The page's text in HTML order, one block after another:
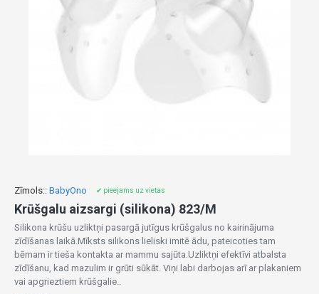
Zīmols:: BabyOno ✔ pieejams uz vietas
Krūšgalu aizsargi (silikona) 823/M
Silikona krūšu uzliktņi pasargā jutīgus krūšgalus no kairinājuma
zīdīšanas laikā.Mīksts silikons lieliski imitē ādu, pateicoties tam
bērnam ir tieša kontakta ar mammu sajūta.Uzliktņi efektīvi atbalsta
zīdīšanu, kad mazulim ir grūti sūkāt. Viņi labi darbojas arī ar plakaniem
vai apgrieztiem krūšgalie..